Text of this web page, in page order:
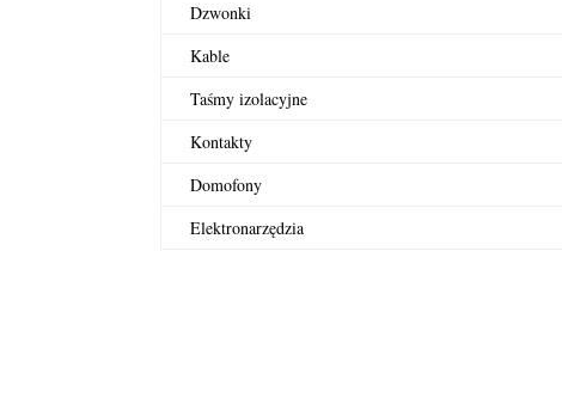
Dzwonki
Kable
Taśmy izolacyjne
Kontakty
Domofony
Elektronarzędzia